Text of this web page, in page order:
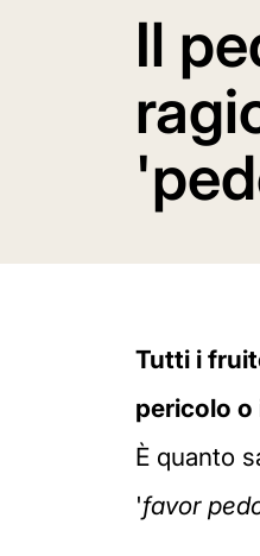
Il
Tutti i
pericolo
È quanto
'favor